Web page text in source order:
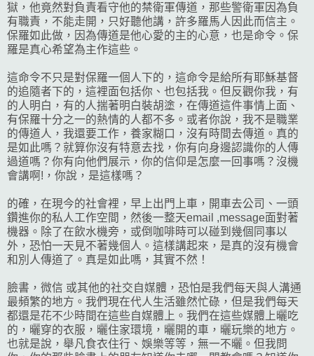
獄，他竟然對負責看守他的禁衛軍傳道，那些警衛軍因為負
有職責，不能走開，只好聽他講，許多羅馬人因此而信主。
保羅如此做，因為傳道是他心愛的主的心意，也是命令。保
羅是真心希望為主作這些。
這命令不只是對保羅一個人下的，這命令是給所有耶穌基督
的追隨者下的，這裡面包括你、也包括我。但反觀你我，有
的人明白，有的人揣著明白裝胡塗，在傳道這件事情上面、
有保羅十分之一的熱情的人都不多。或者你說，我不是職業
的傳道人，我還要工作，養家糊口，沒有時間去傳道。真的
是如此嗎？就算你沒有特意去找，你有向身邊認識你的人傳
過道嗎？你有向他們展示，你的信仰是怎麼一回事嗎？沒機
會講啊!，你說，是這樣嗎？
的確，在現今的社會裡，早上出門上車，開車去公司、一頭
鑽進你的私人工作空間，然後一整天email ,message面對著
機器。除了在飲水機旁，或倒咖啡時可以碰到幾個同事以
外，恐怕一天見不著幾個人。這樣講起來，是真的沒有機會
和別人傳道了。真是如此嗎，其實不然！
臉書，微信 或其他的社交自媒體，恐怕是我們每天與人溝通
最頻繁的地方。我們現在代人生活雖然忙碌，但是我們每天
都還是花不少時間在這些自媒體上。我們在這些媒體上曬吃
的，曬穿的衣服，曬住家環境，曬開的車，曬玩樂的地方。
也就是說，舉凡食衣住行、娛樂等等，無一不曬。但我問